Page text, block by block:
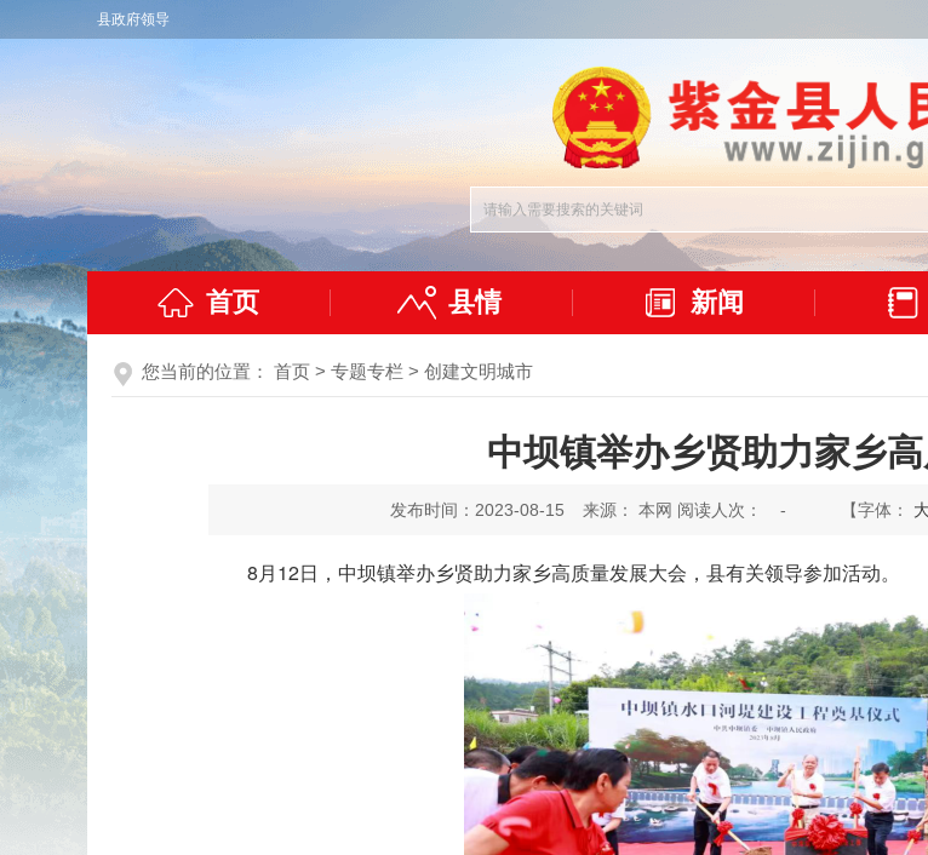
县政府领导
首页 县情 新闻
您当前的位置： 首页 > 专题专栏 > 创建文明城市
中坝镇举办乡贤助力家乡
发布时间：2023-08-15 来源： 本网 阅读人次： - 【字体：
8月12日，中坝镇举办乡贤助力家乡高质量发展大会，县有关领导参加活动。